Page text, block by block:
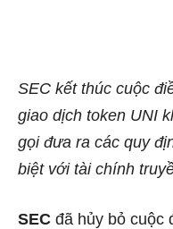
SEC kết thúc cuộc
giao dịch token UNI
gọi đưa ra các quy
biệt với tài chính
SEC đã hủy bỏ cuộc